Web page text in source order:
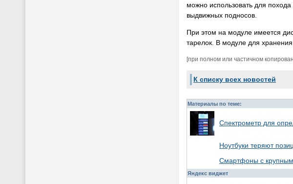
можно использовать для
выдвижных подносов.
При этом на модуле имеется
тарелок. В модуле для
[при полном или частичном
К списку всех новостей
Материалы по теме:
Спектрометр для
Ноутбуки теряют
Смартфоны с
Яндекс виджет